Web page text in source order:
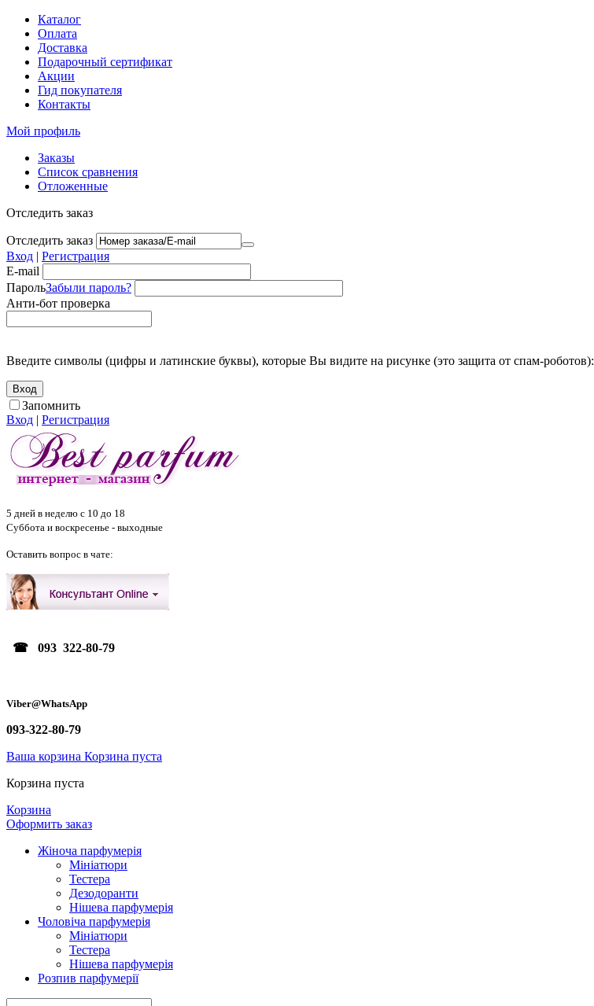
Каталог
Оплата
Доставка
Подарочный сертификат
Акции
Гид покупателя
Контакты
Мой профиль
Заказы
Список сравнения
Отложенные
Отследить заказ
Отследить заказ
Вход | Регистрация
E-mail
ПарольЗабыли пароль?
Анти-бот проверка
Введите символы (цифры и латинские буквы), которые Вы видите на рисунке (это защита от спам-роботов):
Запомнить
Вход | Регистрация
5 дней в неделю с 10 до 18
Суббота и воскресенье - выходные
Оставить вопрос в чате:
☎ 093 322-80-79
Viber@WhatsApp
093-322-80-79
Ваша корзина Корзина пуста
Корзина пуста
Корзина
Оформить заказ
Жіноча парфумерія
Мініатюри
Тестера
Дезодоранти
Нішева парфумерія
Чоловіча парфумерія
Мініатюри
Тестера
Нішева парфумерія
Розпив парфумерії